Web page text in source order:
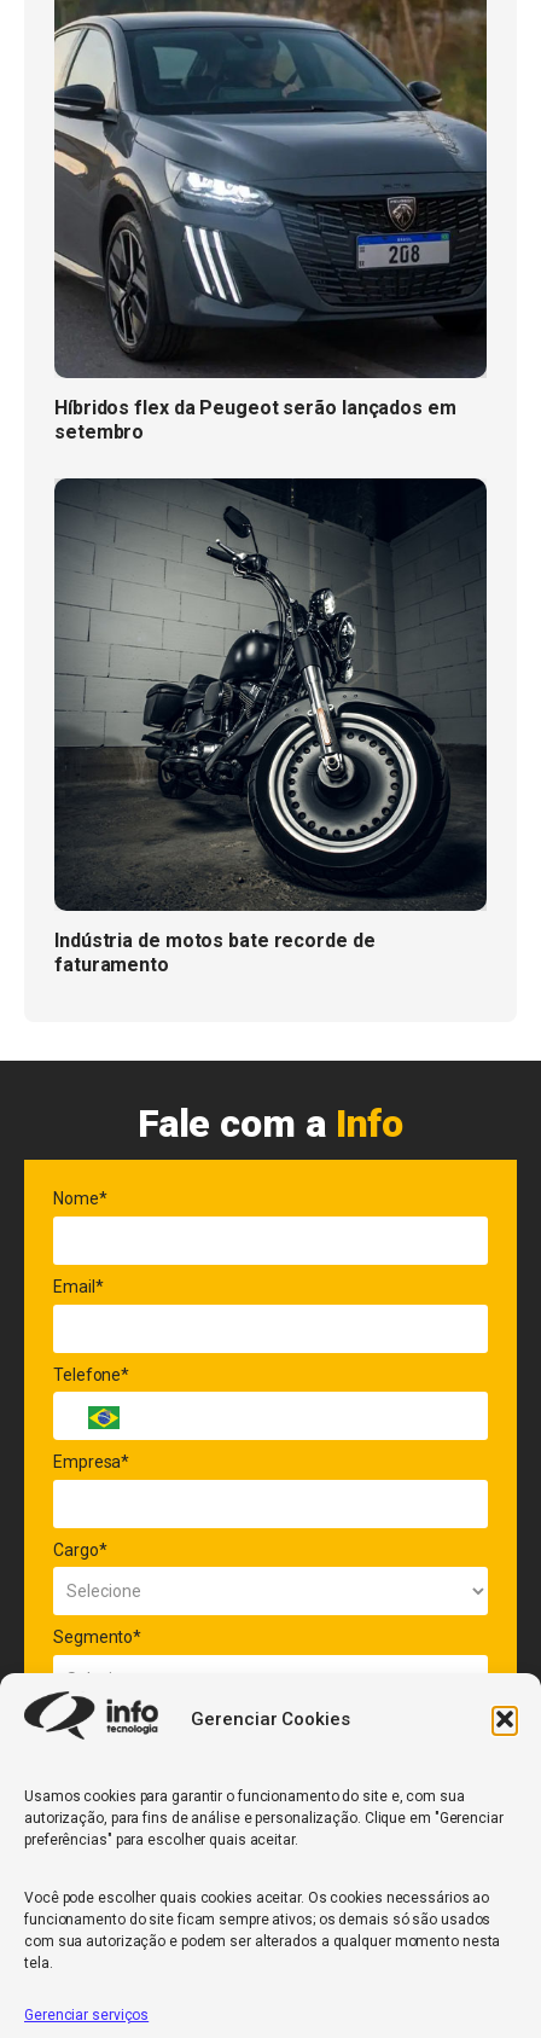
Gerenciar Cookies
Usamos cookies para garantir o funcionamento do site e, com sua
autorização, para fins de análise e personalização. Clique em "Gerenciar
preferências" para escolher quais aceitar.
Você pode escolher quais cookies aceitar. Os cookies necessários ao
funcionamento do site ficam sempre ativos; os demais só são usados
com sua autorização e podem ser alterados a qualquer momento nesta
tela.
Gerenciar serviços
Híbridos flex da Peugeot serão lançados em
setembro
Indústria de motos bate recorde de
faturamento
Fale com a Info
Nome*
Email*
Telefone*
Empresa*
Cargo*
Segmento*
Quantidade de veículos da frota*
ENVIAR